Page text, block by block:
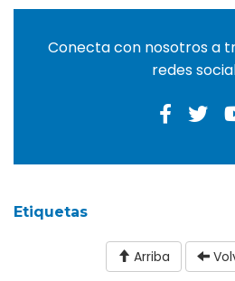
Conecta con nosotros a
redes
Etiquetas
Arriba